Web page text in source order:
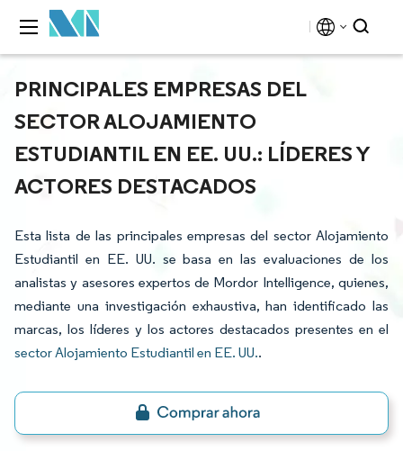
PRINCIPALES EMPRESAS DEL
SECTOR ALOJAMIENTO
ESTUDIANTIL EN EE. UU.: LÍDERES Y
ACTORES DESTACADOS
Esta lista de las principales empresas del sector Alojamiento
Estudiantil en EE. UU. se basa en las evaluaciones de los
analistas y asesores expertos de Mordor Intelligence, quienes,
mediante una investigación exhaustiva, han identificado las
marcas, los líderes y los actores destacados presentes en el
sector Alojamiento Estudiantil en EE. UU..